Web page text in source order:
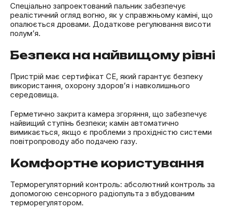
Спеціально запроектований пальник забезпечує
реалістичний огляд вогню, як у справжньому каміні, що
опалюється дровами. Додаткове регулювання висоти
полум’я.
Безпека на найвищому рівні
Пристрій має сертифікат СЕ, який гарантує безпеку
використання, охорону здоров’я і навколишнього
середовища.
Герметично закрита камера згоряння, що забезпечує
найвищий ступінь безпеки; камін автоматично
вимикається, якщо є проблеми з прохідністю системи
повітропроводу або подачею газу.
Комфортне користування
Терморегуляторний контроль: абсолютний контроль за
допомогою сенсорного радіопульта з вбудованим
терморегулятором.